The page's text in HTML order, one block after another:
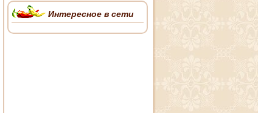
Интересное в сети